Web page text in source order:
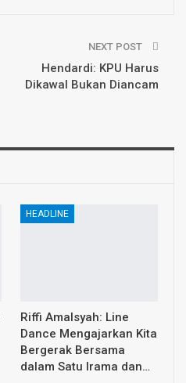
NEXT POST
Hendardi: KPU Harus
Dikawal Bukan Diancam
HEADLINE
Riffi Amalsyah: Line
Dance Mengajarkan Kita
Bergerak Bersama
dalam Satu Irama dan…